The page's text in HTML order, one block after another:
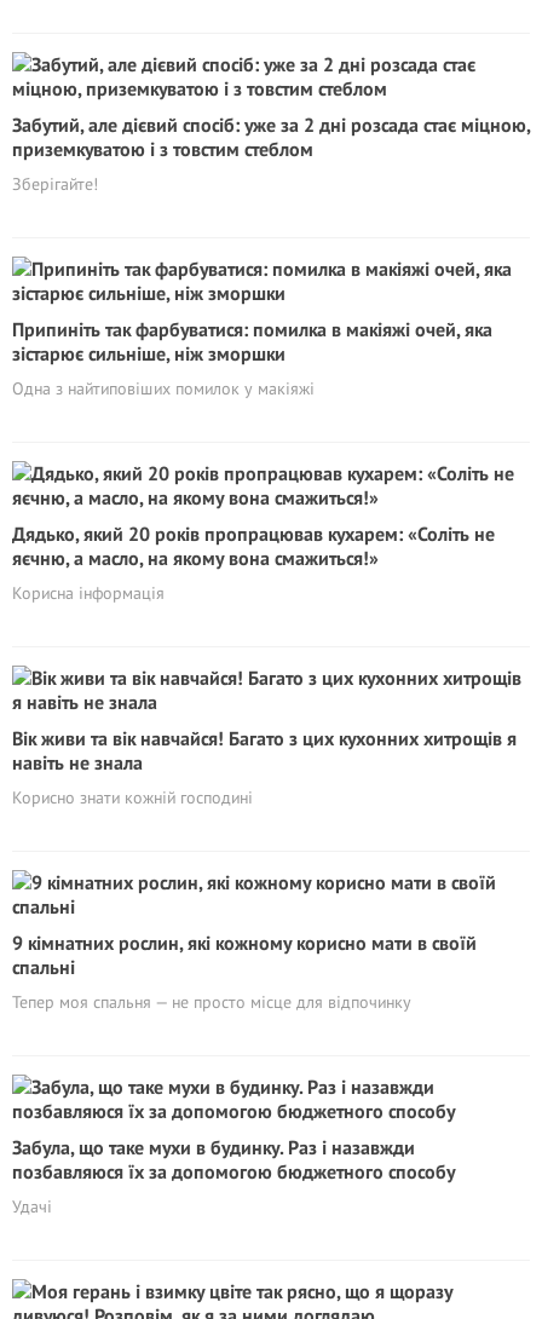
Забутий, але дієвий спосіб: уже за 2 дні розсада стає міцною,
приземкуватою і з товстим стеблом
Зберігайте!
Припиніть так фарбуватися: помилка в макіяжі очей, яка
зістарює сильніше, ніж зморшки
Одна з найтиповіших помилок у макіяжі
Дядько, який 20 років пропрацював кухарем: «Соліть не
яєчню, а масло, на якому вона смажиться!»
Корисна інформація
Вік живи та вік навчайся! Багато з цих кухонних хитрощів я
навіть не знала
Корисно знати кожній господині
9 кімнатних рослин, які кожному корисно мати в своїй
спальні
Тепер моя спальня — не просто місце для відпочинку
Забула, що таке мухи в будинку. Раз і назавжди
позбавляюся їх за допомогою бюджетного способу
Удачі